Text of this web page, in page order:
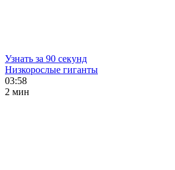
Узнать за 90 секунд
Низкорослые гиганты
03:58
2 мин